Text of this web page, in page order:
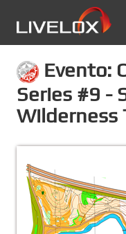
Evento:
Series #9 -
Wilderness